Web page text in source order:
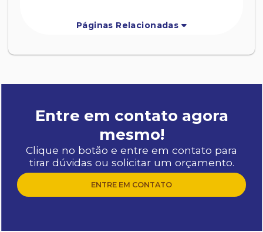
Páginas Relacionadas
Entre em contato agora
mesmo!
Clique no botão e entre em contato para
tirar dúvidas ou solicitar um orçamento.
ENTRE EM CONTATO